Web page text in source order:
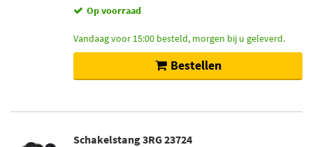
Op voorraad
Vandaag voor 15:00 besteld, morgen bij u geleverd.
Bestellen
Schakelstang 3RG 23724